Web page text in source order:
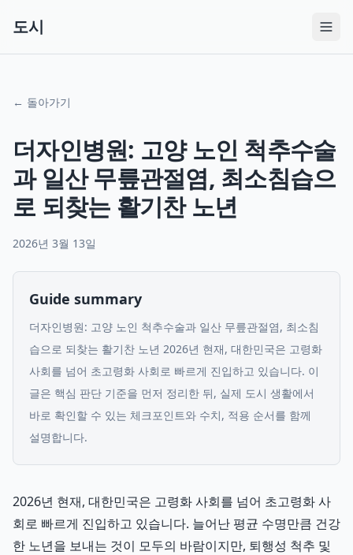
도시
← 돌아가기
더자인병원: 고양 노인 척추수술
과 일산 무릎관절염, 최소침습으
로 되찾는 활기찬 노년
2026년 3월 13일
Guide summary
더자인병원: 고양 노인 척추수술과 일산 무릎관절염, 최소침
습으로 되찾는 활기찬 노년 2026년 현재, 대한민국은 고령화
사회를 넘어 초고령화 사회로 빠르게 진입하고 있습니다. 이
글은 핵심 판단 기준을 먼저 정리한 뒤, 실제 도시 생활에서
바로 확인할 수 있는 체크포인트와 수치, 적용 순서를 함께
설명합니다.
2026년 현재, 대한민국은 고령화 사회를 넘어 초고령화 사
회로 빠르게 진입하고 있습니다. 늘어난 평균 수명만큼 건강
한 노년을 보내는 것이 모두의 바람이지만, 퇴행성 척추 및